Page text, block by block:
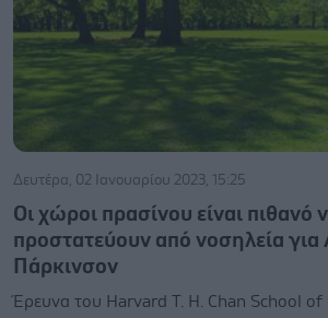
Δευτέρα, 02 Ιανουαρίου 2023, 15:25
Οι χώροι πρασίνου είναι πιθανό
προστατεύουν από νοσηλεία
Πάρκινσον
Έρευνα του Harvard T. H. Chan School